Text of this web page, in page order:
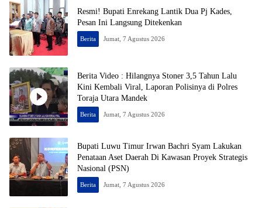
Resmi! Bupati Enrekang Lantik Dua Pj Kades,
Pesan Ini Langsung Ditekenkan
Berita Jumat, 7 Agustus 2026
Berita Video : Hilangnya Stoner 3,5 Tahun Lalu
Kini Kembali Viral, Laporan Polisinya di Polres
Toraja Utara Mandek
Berita Jumat, 7 Agustus 2026
Bupati Luwu Timur Irwan Bachri Syam Lakukan
Penataan Aset Daerah Di Kawasan Proyek Strategis
Nasional (PSN)
Berita Jumat, 7 Agustus 2026